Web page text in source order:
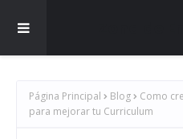
Página Principal Blog
Como
para mejorar tu Curriculum